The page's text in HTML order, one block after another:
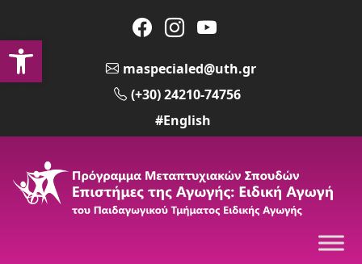
Ανοίξτε τη γραμμή εργαλείων
maspecialed@uth.gr
(+30) 24210-74756
#English